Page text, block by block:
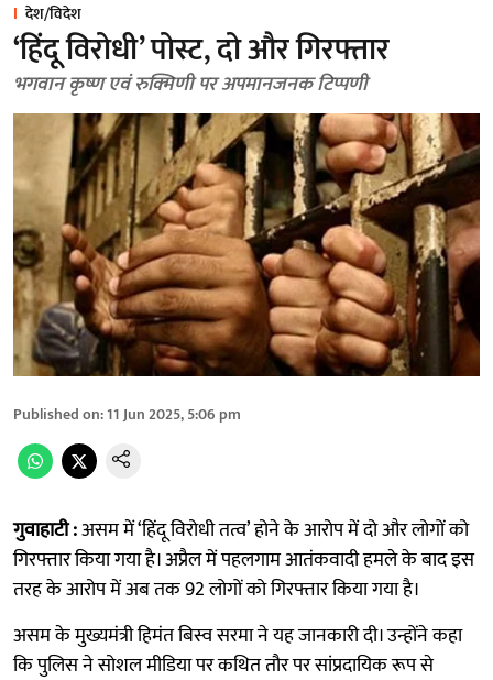
देश/विदेश
‘हिंदू विरोधी’ पोस्ट, दो और गिरफ्तार
भगवान कृष्ण एवं रुक्मिणी पर अपमानजनक टिप्पणी
Published on:11 Jun 2025, 5:06 pm
गुवाहाटी :असम में ‘हिंदू विरोधी तत्व’ होने के आरोप में दो और लोगों को
गिरफ्तार किया गया है। अप्रैल में पहलगाम आतंकवादी हमले के बाद इस
तरह के आरोप में अब तक 92 लोगों को गिरफ्तार किया गया है।
असम के मुख्यमंत्री हिमंत बिस्व सरमा ने यह जानकारी दी। उन्होंने कहा
कि पुलिस ने सोशल मीडिया पर कथित तौर पर सांप्रदायिक रूप से